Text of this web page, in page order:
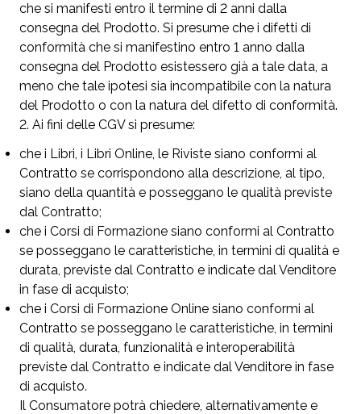
che si manifesti entro il termine di 2 anni dalla
consegna del Prodotto. Si presume che i difetti di
conformità che si manifestino entro 1 anno dalla
consegna del Prodotto esistessero già a tale data, a
meno che tale ipotesi sia incompatibile con la natura
del Prodotto o con la natura del difetto di conformità.
Ai fini delle CGV si presume:
che i Libri, i Libri Online, le Riviste siano conformi al
Contratto se corrispondono alla descrizione, al tipo,
siano della quantità e posseggano le qualità previste
dal Contratto;
che i Corsi di Formazione siano conformi al Contratto
se posseggano le caratteristiche, in termini di qualità e
durata, previste dal Contratto e indicate dal Venditore
in fase di acquisto;
che i Corsi di Formazione Online siano conformi al
Contratto se posseggano le caratteristiche, in termini
di qualità, durata, funzionalità e interoperabilità
previste dal Contratto e indicate dal Venditore in fase
di acquisto.
Il Consumatore potrà chiedere, alternativamente e